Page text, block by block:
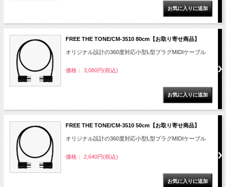
FREE THE TONE/CM-3510 80cm【お取り寄せ商品】
オリジナル設計の360度対応小型L型プラグMIDIケーブル
価格： 3,080円(税込)
FREE THE TONE/CM-3510 50cm【お取り寄せ商品】
オリジナル設計の360度対応小型L型プラグMIDIケーブル
価格： 2,640円(税込)